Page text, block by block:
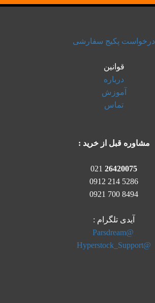
درخواست پکیج سفارشی
قوانین
درباره
آموزش
تماس
مشاوره قبل از خرید :
021 26420075
5286 214 0912
8494 700 0921
آیدی تلگرام :
@Parsdream
@Hyperstock_Support